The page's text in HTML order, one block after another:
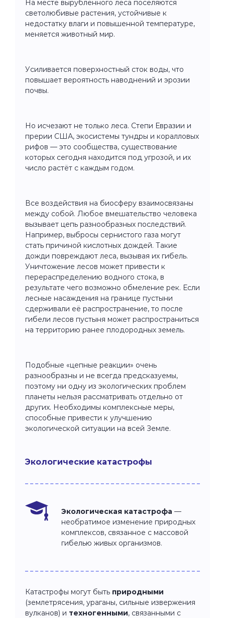
На месте вырубленного леса поселяются
светолюбивые растения, устойчивые к
недостатку влаги и повышенной температуре,
меняется животный мир.
Усиливается поверхностный сток воды, что
повышает вероятность наводнений и эрозии
почвы.
Но исчезают не только леса. Степи Евразии и
прерии США, экосистемы тундры и коралловых
рифов — это сообщества, существование
которых сегодня находится под угрозой, и их
число растёт с каждым годом.
Все воздействия на биосферу взаимосвязаны
между собой. Любое вмешательство человека
вызывает цепь разнообразных последствий.
Например, выбросы сернистого газа могут
стать причиной кислотных дождей. Такие
дожди повреждают леса, вызывая их гибель.
Уничтожение лесов может привести к
перераспределению водного стока, в
результате чего возможно обмеление рек. Если
лесные насаждения на границе пустыни
сдерживали её распространение, то после
гибели лесов пустыня может распространиться
на территорию ранее плодородных земель.
Подобные «цепные реакции» очень
разнообразны и не всегда предсказуемы,
поэтому ни одну из экологических проблем
планеты нельзя рассматривать отдельно от
других. Необходимы комплексные меры,
способные привести к улучшению
экологической ситуации на всей Земле.
Экологические катастрофы
Экологическая катастрофа —
необратимое изменение природных
комплексов, связанное с массовой
гибелью живых организмов.
Катастрофы могут быть природными
(землетрясения, ураганы, сильные извержения
вулканов) и техногенными, связанными с